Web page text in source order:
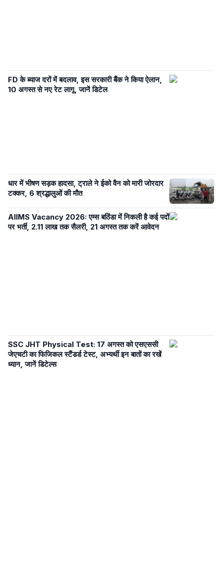
FD के ब्याज दरों में बदलाव, इस सरकारी बैंक ने किया ऐलान,
10 अगस्त से नए रेट लागू, जानें डिटेल
धार में भीषण सड़क हादसा, ट्राले ने ईको वैन को मारी जोरदार
टक्कर, 6 श्रद्धालुओं की मौत
AIIMS Vacancy 2026: एम्स बठिंडा में निकली है कई पदों
पर भर्ती, 2.11 लाख तक सैलरी, 21 अगस्त तक करें आवेदन
SSC JHT Physical Test: 17 अगस्त को एसएससी
जेएचटी का फिजिकल स्टैंडर्ड टेस्ट, अभ्यर्थी इन बातों का रखें
ध्यान, जानें डिटेल्स